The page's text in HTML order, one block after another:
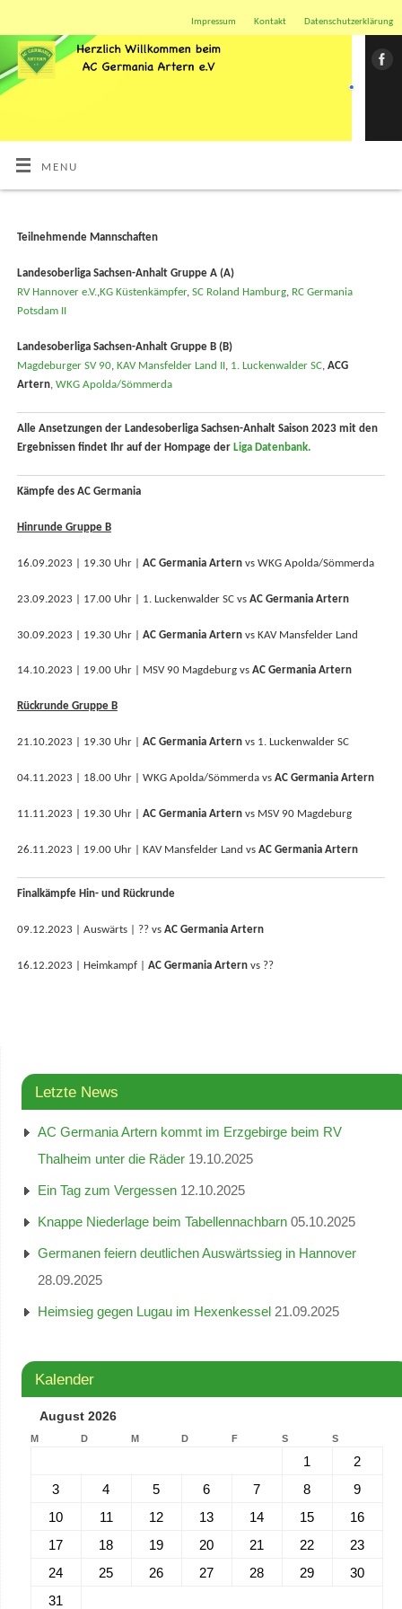
Impressum Kontakt Datenschutzerklärung
MENU
Teilnehmende Mannschaften
Landesoberliga Sachsen-Anhalt Gruppe A (A)
RV Hannover e.V.,KG Küstenkämpfer, SC Roland Hamburg, RC Germania
Potsdam II
Landesoberliga Sachsen-Anhalt Gruppe B (B)
Magdeburger SV 90, KAV Mansfelder Land II , 1. Luckenwalder SC, ACG
Artern, WKG Apolda/Sömmerda
Alle Ansetzungen der Landesoberliga Sachsen-Anhalt Saison 2023 mit den
Ergebnissen findet Ihr auf der Hompage der Liga Datenbank.
Kämpfe des AC Germania
Hinrunde Gruppe B
16.09.2023 | 19.30 Uhr | AC Germania Artern vs WKG Apolda/Sömmerda
23.09.2023 | 17.00 Uhr | 1. Luckenwalder SC vs AC Germania Artern
30.09.2023 | 19.30 Uhr | AC Germania Arternvs KAV Mansfelder Land
14.10.2023 | 19.00 Uhr | MSV 90 Magdeburg vs AC Germania Artern
Rückrunde Gruppe B
21.10.2023 | 19.30 Uhr | AC Germania Artern vs 1. Luckenwalder SC
04.11.2023 | 18.00 Uhr | WKG Apolda/Sömmerda vs AC Germania Artern
11.11.2023 | 19.30 Uhr | AC Germania Artern vs MSV 90 Magdeburg
26.11.2023 | 19.00 Uhr | KAV Mansfelder Land vs AC Germania Artern
Finalkämpfe Hin- und Rückrunde
09.12.2023 | Auswärts | ?? vs AC Germania Artern
16.12.2023 | Heimkampf | AC Germania Artern vs ??
Letzte News
AC Germania Artern kommt im Erzgebirge beim RV
Thalheim unter die Räder 19.10.2025
Ein Tag zum Vergessen 12.10.2025
Knappe Niederlage beim Tabellennachbarn 05.10.2025
Germanen feiern deutlichen Auswärtssieg in Hannover
28.09.2025
Heimsieg gegen Lugau im Hexenkessel 21.09.2025
Kalender
August 2026
M D M D F S S
1
2
3
4 5 6 7 8
9
10
11 12 13 14 15
16
17
18 19 20 21 22
23
24
25 26 27 28 29
30
31